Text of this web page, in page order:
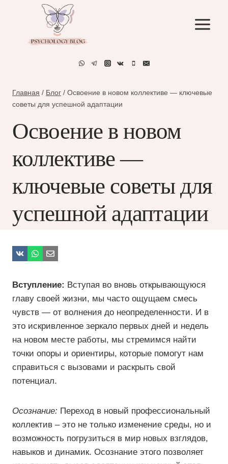
содержимому
Главная / Блог / Освоение в новом коллективе — ключевые
советы для успешной адаптации
Освоение в новом
коллективе —
ключевые советы для
успешной адаптации
Вступление: Вступая во вновь открывающуюся
главу своей жизни, мы часто ощущаем смесь
чувств — от волнения до неопределенности. И в
это искривленное зеркало первых дней и недель
на новом месте работы, мы стремимся найти
точки опоры и ориентиры, которые помогут нам
справиться с вызовами и раскрыть свой
потенциал.
Осознание: Переход в новый профессиональный
коллектив – это не только изменение среды, но и
возможность погрузиться в мир новых взглядов,
навыков и динамик. Осознание этого позволяет